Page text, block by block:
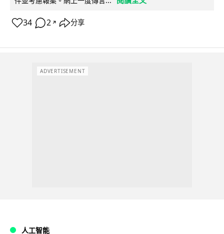
34 2 ↗ 分享
ADVERTISEMENT
人工智能